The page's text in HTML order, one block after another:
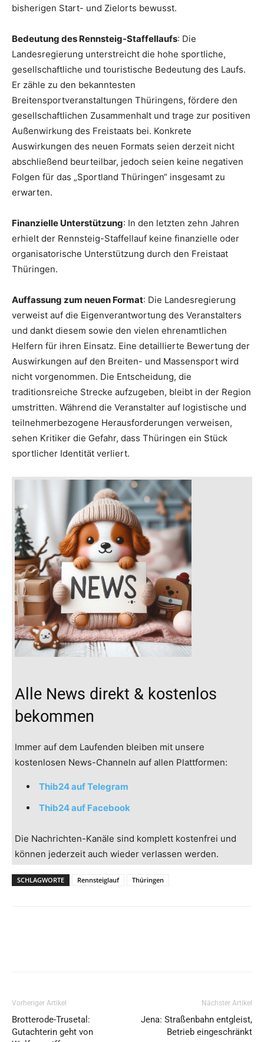
bisherigen Start- und Zielorts bewusst.
Bedeutung des Rennsteig-Staffellaufs: Die
Landesregierung unterstreicht die hohe sportliche,
gesellschaftliche und touristische Bedeutung des Laufs.
Er zähle zu den bekanntesten
Breitensportveranstaltungen Thüringens, fördere den
gesellschaftlichen Zusammenhalt und trage zur positiven
Außenwirkung des Freistaats bei. Konkrete
Auswirkungen des neuen Formats seien derzeit nicht
abschließend beurteilbar, jedoch seien keine negativen
Folgen für das „Sportland Thüringen“ insgesamt zu
erwarten.
Finanzielle Unterstützung: In den letzten zehn Jahren
erhielt der Rennsteig-Staffellauf keine finanzielle oder
organisatorische Unterstützung durch den Freistaat
Thüringen.
Auffassung zum neuen Format: Die Landesregierung
verweist auf die Eigenverantwortung des Veranstalters
und dankt diesem sowie den vielen ehrenamtlichen
Helfern für ihren Einsatz. Eine detaillierte Bewertung der
Auswirkungen auf den Breiten- und Massensport wird
nicht vorgenommen. Die Entscheidung, die
traditionsreiche Strecke aufzugeben, bleibt in der Region
umstritten. Während die Veranstalter auf logistische und
teilnehmerbezogene Herausforderungen verweisen,
sehen Kritiker die Gefahr, dass Thüringen ein Stück
sportlicher Identität verliert.
Alle News direkt & kostenlos
bekommen
Immer auf dem Laufenden bleiben mit unsere
kostenlosen News-Channeln auf allen Plattformen:
Thib24 auf Telegram
Thib24 auf Facebook
Die Nachrichten-Kanäle sind komplett kostenfrei und
können jederzeit auch wieder verlassen werden.
SCHLAGWORTE Rennsteiglauf Thüringen
Vorheriger Artikel
Brotterode-Trusetal:
Gutachterin geht von
Nächster Artikel
Jena: Straßenbahn entgleist,
Betrieb eingeschränkt